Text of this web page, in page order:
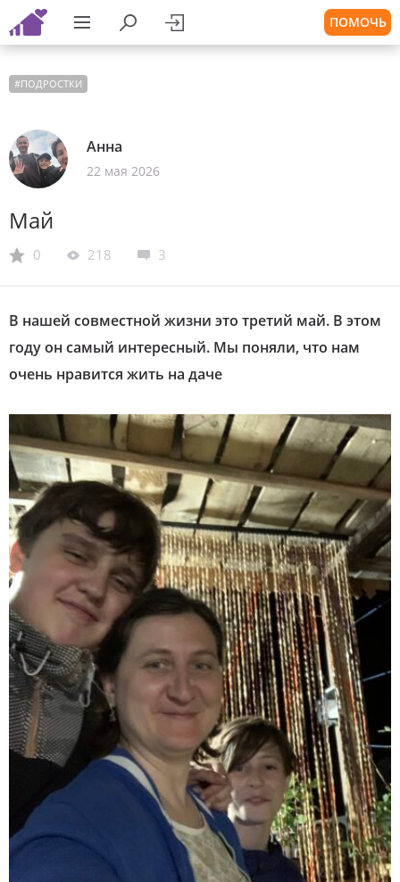
ПОМОЧЬ
#ПОДРОСТКИ
Анна
22 мая 2026
Май
0 218 3
В нашей совместной жизни это третий май. В этом
году он самый интересный. Мы поняли, что нам
очень нравится жить на даче